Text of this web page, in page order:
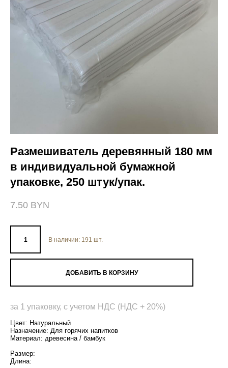
Размешиватель деревянный 180 мм
в индивидуальной бумажной
упаковке, 250 штук/упак.
7.50 BYN
В наличии: 191 шт.
ДОБАВИТЬ В КОРЗИНУ
за 1 упаковку, с учетом НДС (НДС + 20%)
Цвет: Натуральный
Назначение: Для горячих напитков
Материал: древесина / бамбук
Размер:
Длина: